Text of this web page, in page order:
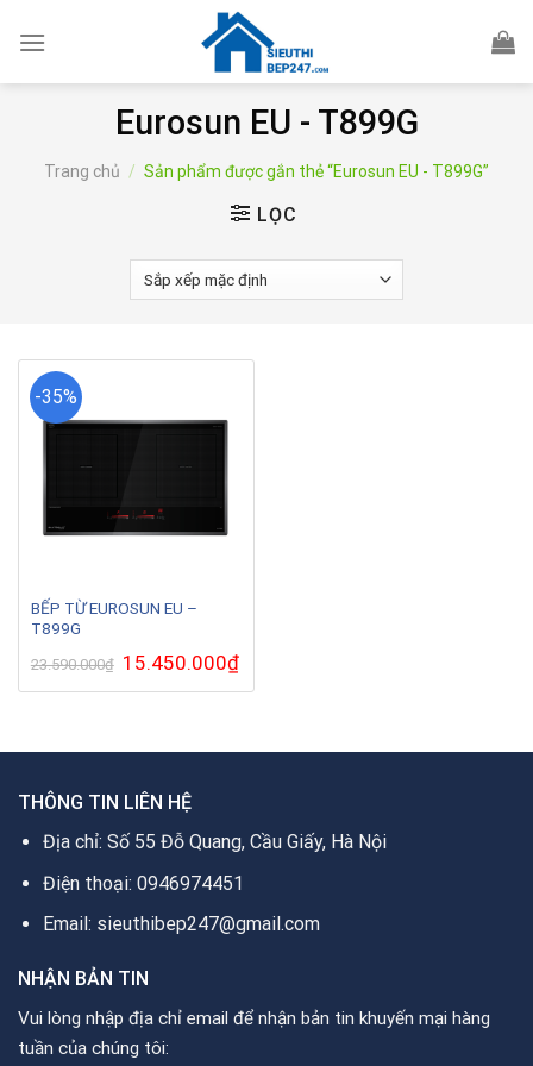
Eurosun EU - T899G
Trang chủ / Sản phẩm được gắn thẻ “Eurosun EU - T899G”
LỌC
-35%
BẾP TỪ EUROSUN EU –
T899G
23.590.000₫ Giá
gốc
là:
15.450.000₫Giá
hiện
tại
THÔNG TIN LIÊN HỆ
Địa chỉ: Số 55 Đỗ Quang, Cầu Giấy, Hà Nội
Điện thoại: 0946974451
Email: sieuthibep247@gmail.com
NHẬN BẢN TIN
Vui lòng nhập địa chỉ email để nhận bản tin khuyến mại hàng
tuần của chúng tôi: